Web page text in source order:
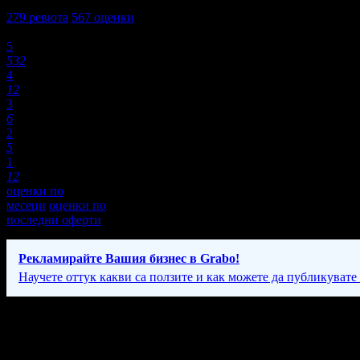
279 ревюта 567 оценки
5
532
4
12
3
6
2
5
1
12
оценки по
месеци оценки по
последни оферти
Рекламирайте Вашия бизнес в Grabo!
Научете оттук какви са ползите и как можете да публикувате